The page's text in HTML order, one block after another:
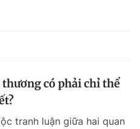
thương có phải chỉ thể
tranh luận giữa hai quan